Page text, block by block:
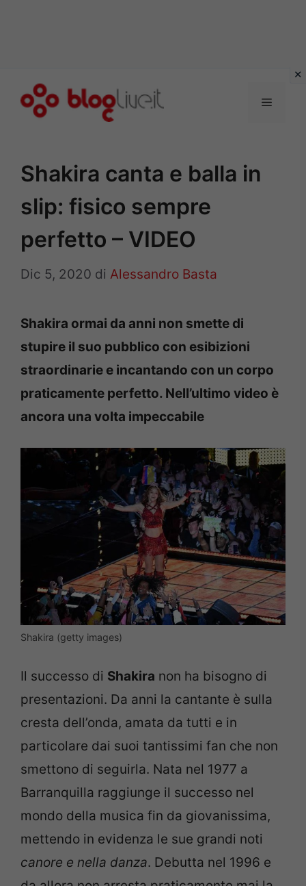
Menu
Shakira canta e balla in
slip: fisico sempre
perfetto – VIDEO
Dic 5, 2020 di Alessandro Basta
Shakira ormai da anni non smette di
stupire il suo pubblico con esibizioni
straordinarie e incantando con un corpo
praticamente perfetto. Nell’ultimo video è
ancora una volta impeccabile
Shakira (getty images)
Il successo di Shakira non ha bisogno di
presentazioni. Da anni la cantante è sulla
cresta dell’onda, amata da tutti e in
particolare dai suoi tantissimi fan che non
smettono di seguirla. Nata nel 1977 a
Barranquilla raggiunge il successo nel
mondo della musica fin da giovanissima,
mettendo in evidenza le sue grandi noti
canore e nella danza. Debutta nel 1996 e